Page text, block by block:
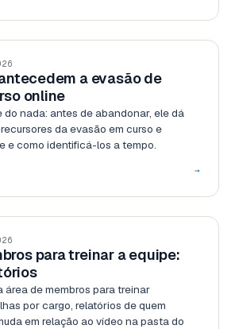
a evasão de
online
do nada: antes de abandonar, ele dá
da evasão em curso e
e como identificá-los a tempo.
→
para treinar a equipe:
área de membros para treinar
por cargo, relatórios de quem
em relação ao vídeo na pasta do